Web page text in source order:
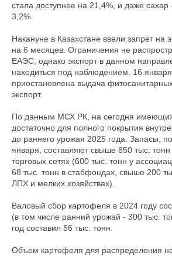
стала доступнее на 21,4%, и даже сахар
3,2%.
Накануне в Казахстане ввели запрет на
на 6 месяцев. Ограничения не
ЕАЭС, однако экспорт в данном
находиться под наблюдением. 16
приостановлена выдача
экспорт.
По данным МСХ РК, на сегодня
достаточно для полного покрытия
до раннего урожая 2025 года. Запасы,
января, составляют свыше 850 тыс. тонн
торговых сетях (600 тыс. тонн у
68 тыс. тонн в стабфондах, свыше 200
ЛПХ и мелких хозяйствах).
Валовый сбор картофеля в 2024 году
(в том числе ранний урожай - 300 тыс.
год составил 56 тыс. тонн.
Объем картофеля для распределения на